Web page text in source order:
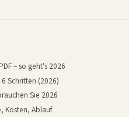
– so geht's 2026
Schritten (2026)
Sie 2026
Kosten, Ablauf